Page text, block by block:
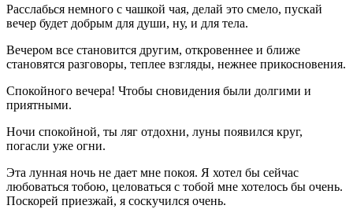
Расслабься немного с чашкой чая, делай это смело, пускай
вечер будет добрым для души, ну, и для тела.
Вечером все становится другим, откровеннее и ближе
становятся разговоры, теплее взгляды, нежнее прикосновения.
Спокойного вечера! Чтобы сновидения были долгими и
приятными.
Ночи спокойной, ты ляг отдохни, луны появился круг,
погасли уже огни.
Эта лунная ночь не дает мне покоя. Я хотел бы сейчас
любоваться тобою, целоваться с тобой мне хотелось бы очень.
Поскорей приезжай, я соскучился очень.